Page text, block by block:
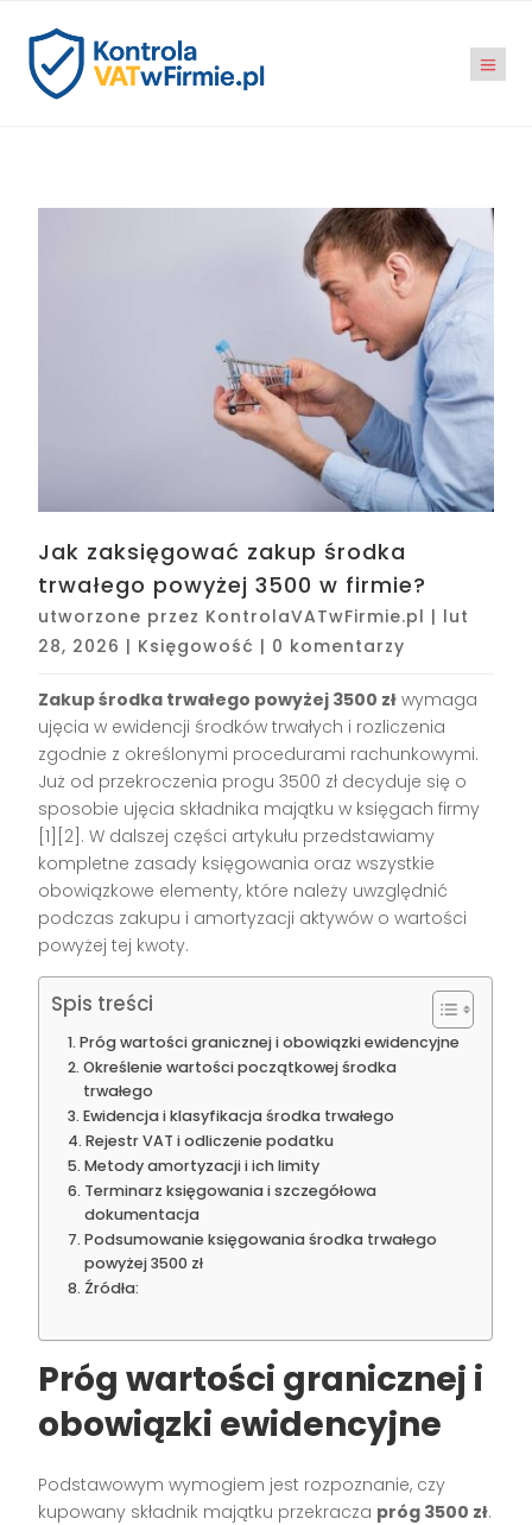
Jak zaksięgować zakup środka
trwałego powyżej 3500 w firmie?
utworzone przez KontrolaVATwFirmie.pl | lut
28, 2026 | Księgowość | 0 komentarzy
Zakup środka trwałego powyżej 3500 zł wymaga
ujęcia w ewidencji środków trwałych i rozliczenia
zgodnie z określonymi procedurami rachunkowymi.
Już od przekroczenia progu 3500 zł decyduje się o
sposobie ujęcia składnika majątku w księgach firmy
[1][2] . W dalszej części artykułu przedstawiamy
kompletne zasady księgowania oraz wszystkie
obowiązkowe elementy, które należy uwzględnić
podczas zakupu i amortyzacji aktywów o wartości
powyżej tej kwoty.
Spis treści
Próg wartości granicznej i obowiązki ewidencyjne
Określenie wartości początkowej środka
trwałego
Ewidencja i klasyfikacja środka trwałego
Rejestr VAT i odliczenie podatku
Metody amortyzacji i ich limity
Terminarz księgowania i szczegółowa
dokumentacja
Podsumowanie księgowania środka trwałego
powyżej 3500 zł
Źródła:
Próg wartości granicznej i
obowiązki ewidencyjne
Podstawowym wymogiem jest rozpoznanie, czy
kupowany składnik majątku przekracza próg 3500 zł.